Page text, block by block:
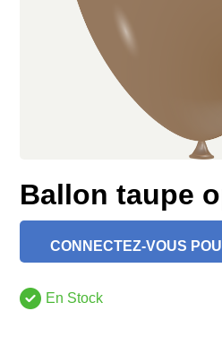
Ballon taupe
CONNECTEZ-VOUS
En Stock